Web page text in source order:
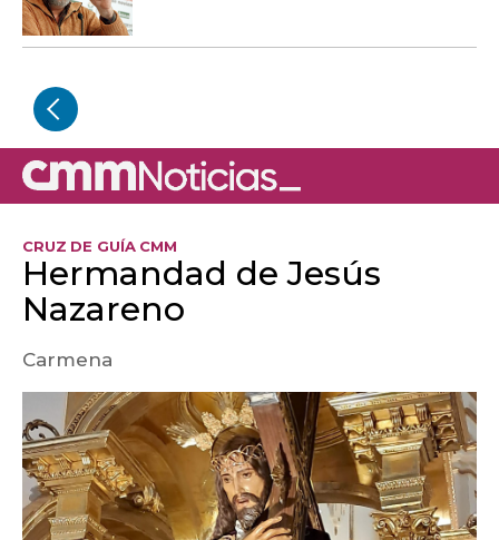
CRUZ DE GUÍA CMM
Hermandad de Jesús
Nazareno
Carmena